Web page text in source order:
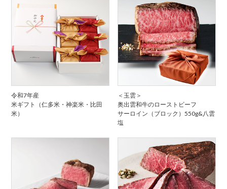
令和7年産
米ギフト（仁多米・神楽米・比田
米）
＜玉雲＞
奥出雲和牛のローストビーフ
サーロイン（ブロック）550g&八雲
塩